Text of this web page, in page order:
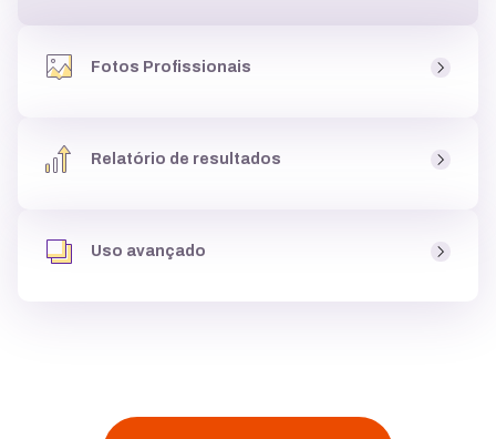
Fotos Profissionais
uma biblioteca de imagens, com milhares de
gratuitas
Relatório de resultados
páginas mais visitadas
entender se o site está
e ainda tem
Uso avançado